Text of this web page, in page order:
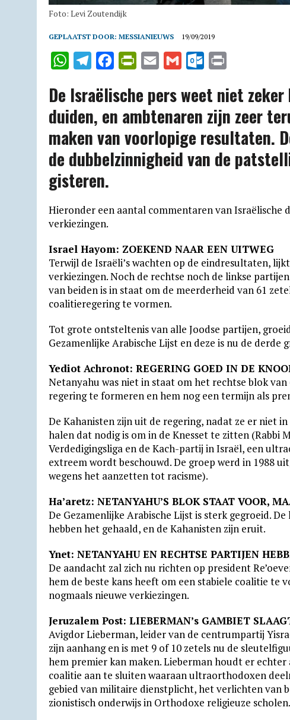
Foto: Levi Zoutendijk
GEPLAATST DOOR: MESSIANIEUWS 19/09/2019
W
t
s
A
p
p
T
l
e
g
r
a
m
c
e
b
o
i
n
t
r
l
y
a
i
l
a
i
l
t
o
k
i
n
t
De Israëlische pers weet niet
duiden, en ambtenaren zijn zeer
maken van voorlopige resultaten.
de dubbel­zinnigheid van de
gisteren.
Hieronder een aantal commentaren van Israëlische
verkiezingen.
Israel Hayom: ZOEKEND NAAR EEN UITWEG
Terwijl de Israëli’s wachten op de eindresultaten,
verkiezingen. Noch de rechtse noch de linkse
van beiden is in staat om de meerderheid van 61
coalitieregering te vormen.
Tot grote ontsteltenis van alle Joodse partijen,
Gezamenlijke Arabische Lijst en deze is nu de
Yediot Achronot: REGERING GOED IN DE
Netanyahu was niet in staat om het rechtse blok
regering te formeren en hem nog een termijn als
De Kahanisten zijn uit de regering, nadat ze er niet
halen dat nodig is om in de Knesset te zitten (Rabbi
Verdedigingsliga en de Kach-partij in Israël, een
extreem wordt beschouwd. De groep werd in 1988
wegens het aanzetten tot racisme).
Ha’aretz: NETANYAHU’S BLOK STAAT VOOR,
De Gezamenlijke Arabische Lijst is sterk gegroeid.
hebben het gehaald, en de Kahanisten zijn eruit.
Ynet: NETANYAHU EN RECHTSE PARTIJEN
De aandacht zal zich nu richten op president
hem de beste kans heeft om een stabiele coalitie te
nogmaals nieuwe verkiezingen.
Jeruzalem Post: LIEBERMAN’s GAMBIET
Avigdor Lieberman, leider van de centrumpartij
zijn aanhang en is met 9 of 10 zetels nu de
hem premier kan maken. Lieberman houdt er
coalitie aan te sluiten waaraan ultraorthodoxen
gebied van militaire dienstplicht, het verlichten van
zionistisch onderwijs in Orthodoxe religieuze scholen.